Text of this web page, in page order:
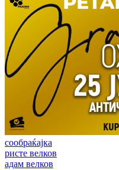
сообраќајка
ристе велков
адам велков